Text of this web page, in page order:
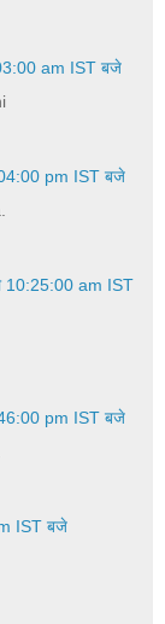
am IST बजे
pm IST बजे
10:25:00 am IST
pm IST बजे
IST बजे